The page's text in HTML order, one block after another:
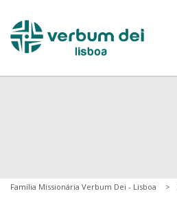
Família Missionária Verbum Dei - Lisboa